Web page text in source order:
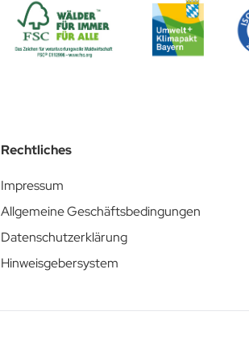
Rechtliches
Impressum
Allgemeine Geschäftsbedingungen
Datenschutzerklärung
Hinweisgebersystem